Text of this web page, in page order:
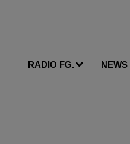
RADIO FG. NEWS